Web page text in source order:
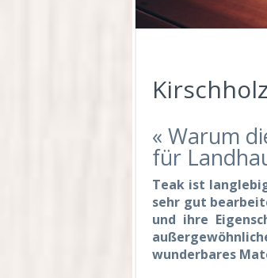
« Warum
für
Teak ist
sehr gut
und ihre
wunderbares